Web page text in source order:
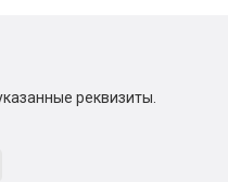
реквизиты.